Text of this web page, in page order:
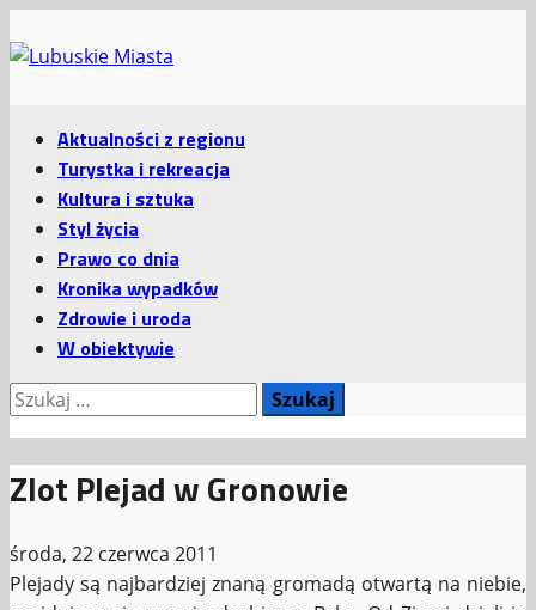
do
Menu
główne
Aktualności z regionu
Turystka i rekreacja
Kultura i sztuka
Styl życia
Prawo co dnia
Kronika wypadków
Zdrowie i uroda
W obiektywie
Szukaj:
Zlot Plejad w Gronowie
środa, 22 czerwca 2011
Plejady są najbardziej znaną gromadą otwartą na niebie,